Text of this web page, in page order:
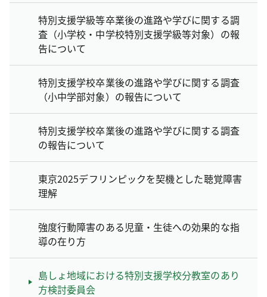
特別支援学級等卒業後の進路や学びに関する調
査（小学校・中学校特別支援学級等対象）の報
告について
特別支援学校卒業後の進路や学びに関する調査
（小中学部対象）の報告について
特別支援学校卒業後の進路や学びに関する調査
の報告について
東京2025デフリンピックを契機とした聴覚障害
理解
強度行動障害のある児童・生徒への効果的な指
導の在り方
島しょ地域における特別支援学校分教室のあり
方検討委員会